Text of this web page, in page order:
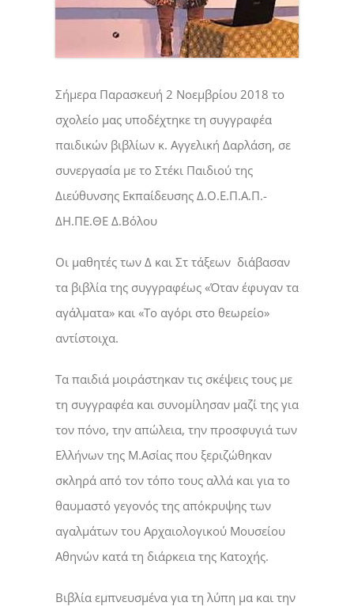
Σήμερα Παρασκευή 2 Νοεμβρίου 2018 το
σχολείο μας υποδέχτηκε τη συγγραφέα
παιδικών βιβλίων κ. Αγγελική Δαρλάση, σε
συνεργασία με το Στέκι Παιδιού της
Διεύθυνσης Εκπαίδευσης Δ.Ο.Ε.Π.Α.Π.-
ΔΗ.ΠΕ.ΘΕ Δ.Βόλου
Οι μαθητές των Δ και Στ τάξεων διάβασαν
τα βιβλία της συγγραφέως «Όταν έφυγαν τα
αγάλματα» και «Το αγόρι στο θεωρείο»
αντίστοιχα.
Τα παιδιά μοιράστηκαν τις σκέψεις τους με
τη συγγραφέα και συνομίλησαν μαζί της για
τον πόνο, την απώλεια, την προσφυγιά των
Ελλήνων της Μ.Ασίας που ξεριζώθηκαν
σκληρά από τον τόπο τους αλλά και για το
θαυμαστό γεγονός της απόκρυψης των
αγαλμάτων του Αρχαιολογικού Μουσείου
Αθηνών κατά τη διάρκεια της Κατοχής.
Βιβλία εμπνευσμένα για τη λύπη μα και την